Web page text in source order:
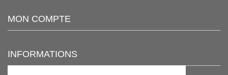
MON COMPTE
INFORMATIONS